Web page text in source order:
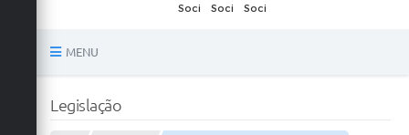
MENU
Legislação